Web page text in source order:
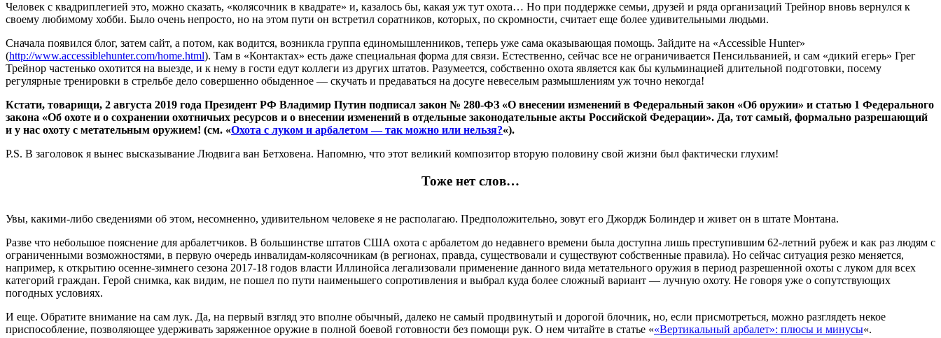
Человек с квадриплегией это, можно сказать, «колясочник в квадрате» и, казалось бы, какая уж тут охота… Но при поддержке семьи, друзей и ряда организаций Трейнор вновь вернулся к
своему любимому хобби. Было очень непросто, но на этом пути он встретил соратников, которых, по скромности, считает еще более удивительными людьми.
Сначала появился блог, затем сайт, а потом, как водится, возникла группа единомышленников, теперь уже сама оказывающая помощь. Зайдите на «Accessible Hunter»
(http://www.accessiblehunter.com/home.html). Там в «Контактах» есть даже специальная форма для связи. Естественно, сейчас все не ограничивается Пенсильванией, и сам «дикий егерь» Грег
Трейнор частенько охотится на выезде, и к нему в гости едут коллеги из других штатов. Разумеется, собственно охота является как бы кульминацией длительной подготовки, посему
регулярные тренировки в стрельбе дело совершенно обыденное — скучать и предаваться на досуге невеселым размышлениям уж точно некогда!
Кстати, товарищи, 2 августа 2019 года Президент РФ Владимир Путин подписал закон № 280-ФЗ «О внесении изменений в Федеральный закон «Об оружии» и статью 1 Федерального
закона «Об охоте и о сохранении охотничьих ресурсов и о внесении изменений в отдельные законодательные акты Российской Федерации». Да, тот самый, формально разрешающий
и у нас охоту с метательным оружием! (см. «Охота с луком и арбалетом — так можно или нельзя?«).
P.S. В заголовок я вынес высказывание Людвига ван Бетховена. Напомню, что этот великий композитор вторую половину свой жизни был фактически глухим!
Тоже нет слов…
Увы, какими-либо сведениями об этом, несомненно, удивительном человеке я не располагаю. Предположительно, зовут его Джордж Болиндер и живет он в штате Монтана.
Разве что небольшое пояснение для арбалетчиков. В большинстве штатов США охота с арбалетом до недавнего времени была доступна лишь преступившим 62-летний рубеж и как раз людям с
ограниченными возможностями, в первую очередь инвалидам-колясочникам (в регионах, правда, существовали и существуют собственные правила). Но сейчас ситуация резко меняется,
например, к открытию осенне-зимнего сезона 2017-18 годов власти Иллинойса легализовали применение данного вида метательного оружия в период разрешенной охоты с луком для всех
категорий граждан. Герой снимка, как видим, не пошел по пути наименьшего сопротивления и выбрал куда более сложный вариант — лучную охоту. Не говоря уже о сопутствующих
погодных условиях.
И еще. Обратите внимание на сам лук. Да, на первый взгляд это вполне обычный, далеко не самый продвинутый и дорогой блочник, но, если присмотреться, можно разглядеть некое
приспособление, позволяющее удерживать заряженное оружие в полной боевой готовности без помощи рук. О нем читайте в статье ««Вертикальный арбалет»: плюсы и минусы«.